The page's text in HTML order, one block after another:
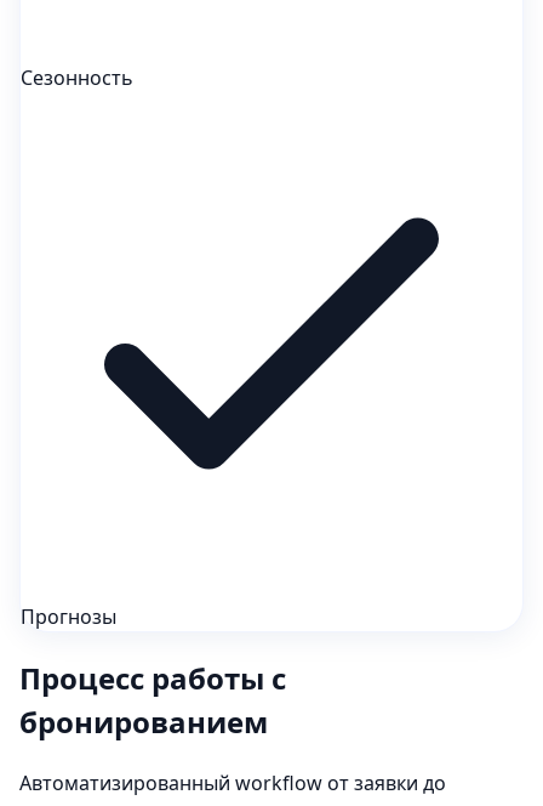
Сезонность
Прогнозы
Процесс работы с
бронированием
Автоматизированный workflow от заявки до